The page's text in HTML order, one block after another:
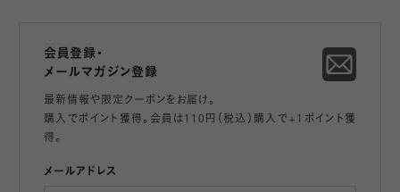
会員登録・
メールマガジン登録
最新情報や限定クーポンをお届け。
購入でポイント獲得。会員は110円（税込）購入で+1ポイント獲
得。
メールアドレス